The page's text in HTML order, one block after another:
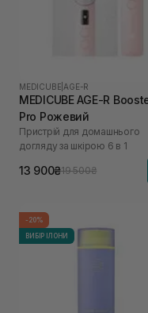
MEDICUBE AGE-R
MEDICUBE AGE-R
Pro Рожевий
Пристрій для домашнього
догляду за шкірою 6 в 1
13 900₴19 500₴
-20%
ВИБІР ІЛОНИ